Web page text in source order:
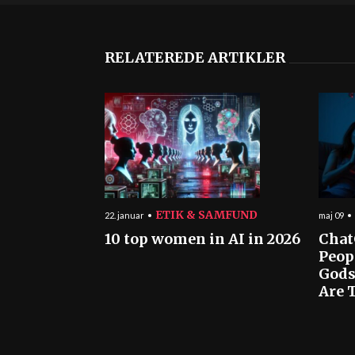
RELATEREDE ARTIKLER
22. januar ETIK & SAMFUND
10 top women in AI in 2026
maj 09
Are